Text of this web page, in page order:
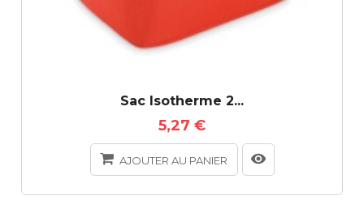
Sac Isotherme 2...
5,27 €
AJOUTER AU PANIER